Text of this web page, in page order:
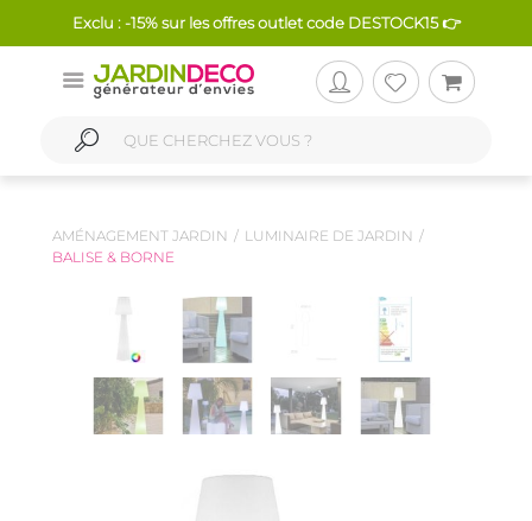
Exclu : -15% sur les offres outlet code DESTOCK15 👉
AMÉNAGEMENT JARDIN
LUMINAIRE DE JARDIN
BALISE & BORNE